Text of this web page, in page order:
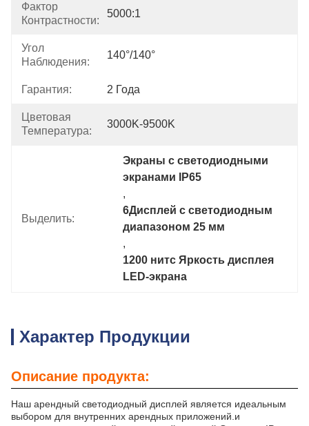
Фактор
Контрастности:
5000:1
Угол
Наблюдения:
140°/140°
Гарантия: 2 Года
Цветовая
Температура:
3000K-9500K
Выделить:
Экраны с светодиодными
экранами IP65
,
6Дисплей с светодиодным
диапазоном 25 мм
,
1200 нитс Яркость дисплея
LED-экрана
Характер Продукции
Описание продукта:
Наш арендный светодиодный дисплей является идеальным
выбором для внутренних арендных приложений.и